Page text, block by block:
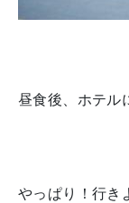
昼食後、ホテル
やっぱり！行き